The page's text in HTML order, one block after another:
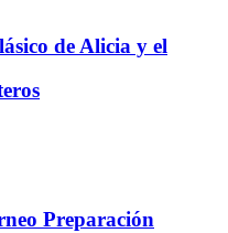
de Alicia y el
Preparación